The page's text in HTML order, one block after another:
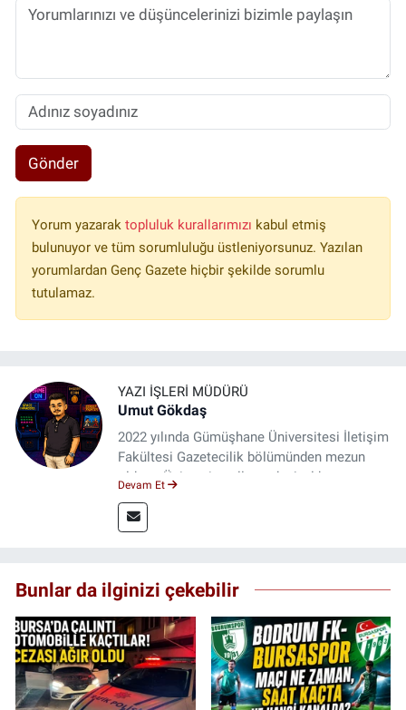
Gönder
Yorum yazarak topluluk kurallarımızı kabul etmiş
bulunuyor ve tüm sorumluluğu üstleniyorsunuz. Yazılan
yorumlardan Genç Gazete hiçbir şekilde sorumlu
tutulamaz.
YAZI İŞLERI MÜDÜRÜ
Umut Gökdaş
2022 yılında Gümüşhane Üniversitesi İletişim
Fakültesi Gazetecilik bölümünden mezun
oldum. Üniversite yıllarımda 4 yıl boyunca
saha deneyimi kazandım. 2023 yılından beri
Genç Gazete'de okurlarımıza haber
Devam Et
Bunlar da ilginizi çekebilir